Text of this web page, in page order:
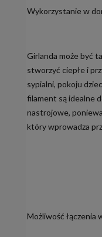
Wykorzystanie w
Girlanda może być
stworzyć ciepłe i
sypialni, pokoju
filament są idealne
nastrojowe,
który wprowadza
Możliwość łączenia